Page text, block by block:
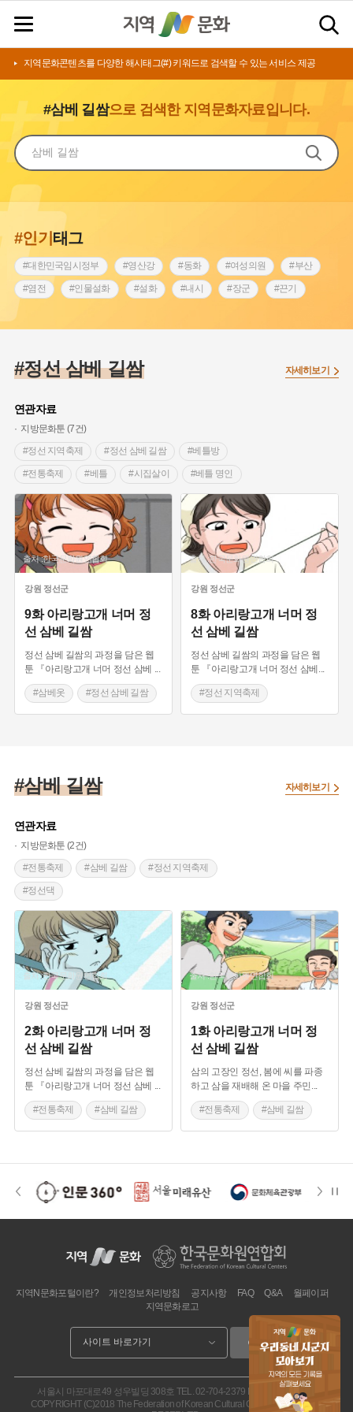
지역문화콘텐츠를 다양한 해시태그(#) 키워드로 검색할 수 있는 서비스 제공
#삼베 길쌈으로 검색한 지역문화자료입니다.
#인기태그
#대한민국임시정부 #영산강 #동화 #여성의원 #부산
#염전 #인물설화 #설화 #내시 #장군 #끈기
#독립운동가 #영산포 #수령
#풍속
#지역의 설화
#애민 #노원구 #남자현 #조선역사
#강감찬 #박물관 #한의학 #여성 독립운동가
#어린이역사콘텐츠 #강진 #제주도설화 #임시의정원
#전설 #온라인 생활사박물관 #바위설화
#백년가게 #고구려 #지명 #지명유래
#3.1운동 #목민관 #허준 #블루리본
#먼우금 #갯벌 #고구마
#28독립선언 #내성 #왕건 #지역의 오래된 가게
#조선 시대 사회 #바보온달
#정선 삼베 길쌈
연관자료
지방문화툰 (7건)
#정선 지역축제
#정선 삼베 길쌈 #베틀방
#전통축제 #베틀 #시집살이 #베틀 명인
#베 짜기 #삼베옷
자세히보기
출처 :한국문화원연합회
강원 정선군
9화 아리랑고개 너머 정
선 삼베 길쌈
정선 삼베 길쌈의 과정을 담은 웹
툰 『아리랑고개 너머 정선 삼베
#삼베옷 #정선 삼베 길쌈
#베 짜기
출처 :한국문화원연합회
강원 정선군
8화 아리랑고개 너머 정
선 삼베 길쌈
정선 삼베 길쌈의 과정을 담은 웹
툰 『아리랑고개 너머 정선 삼베
#정선 지역축제
#정선 삼베 길쌈
#삼베 길쌈
연관자료
지방문화툰 (2건)
#전통축제
#삼베 길쌈 #정선 지역축제
#정선댁
자세히보기
출처 :한국문화원연합회
강원 정선군
2화 아리랑고개 너머 정
선 삼베 길쌈
정선 삼베 길쌈의 과정을 담은 웹
툰 『아리랑고개 너머 정선 삼베
#전통축제 #삼베 길쌈
#정선댁
출처 :한국문화원연합회
강원 정선군
1화 아리랑고개 너머 정
선 삼베 길쌈
삼의 고장인 정선, 봄에 씨를 파종
하고 삼을 재배해 온 마을 주민
#전통축제 #삼베 길쌈
#정선 지역축제
이동
지역N문화포털이란? 개인정보처리방침 공지사항 FAQ Q&A
월페이퍼
지역문화로고
서울시 마포대로49 성우빌딩 308호 TEL. 02-704-2379 FAX. 02.704-2377
COPYRIGHT (C)2018 The Federation of Korean Cultural Centers. ALL RIGHT